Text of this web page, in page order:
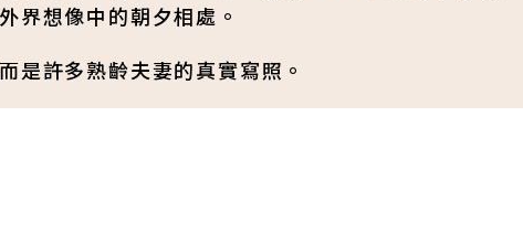
界想像中的朝夕相處。
是許多熟齡夫妻的真實寫照。